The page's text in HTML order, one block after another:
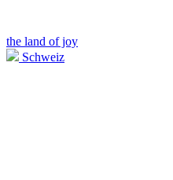
the land of joy
Schweiz